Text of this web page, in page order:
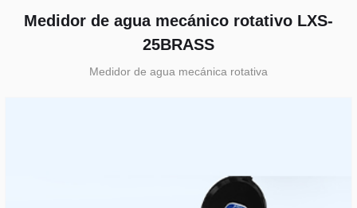
Medidor de agua mecánico rotativo LXS-
25BRASS
Medidor de agua mecánica rotativa